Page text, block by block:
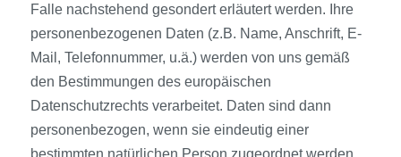
Falle nachstehend gesondert erläutert werden. Ihre
personenbezogenen Daten (z.B. Name, Anschrift, E-
Mail, Telefonnummer, u.ä.) werden von uns gemäß
den Bestimmungen des europäischen
Datenschutzrechts verarbeitet. Daten sind dann
personenbezogen, wenn sie eindeutig einer
bestimmten natürlichen Person zugeordnet werden